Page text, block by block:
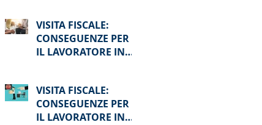
VISITA FISCALE:
CONSEGUENZE PER
IL LAVORATORE IN
VISITA FISCALE:
CONSEGUENZE PER
IL LAVORATORE IN